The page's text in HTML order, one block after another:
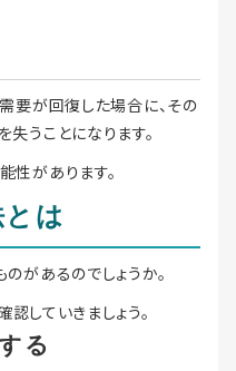
要が回復した場合に、その
うことになります。
があります。
は
があるのでしょうか。
認していきましょう。
る